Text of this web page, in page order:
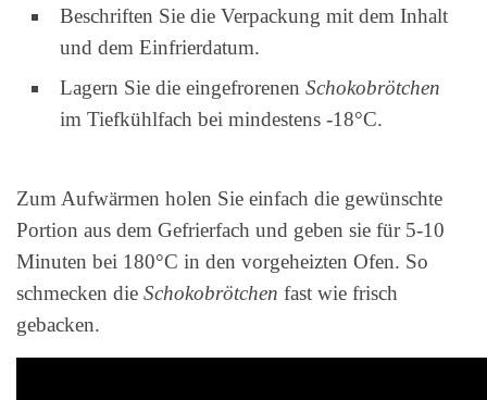
Beschriften Sie die Verpackung mit dem Inhalt
und dem Einfrierdatum.
Lagern Sie die eingefrorenen Schokobrötchen
im Tiefkühlfach bei mindestens -18°C.
Zum Aufwärmen holen Sie einfach die gewünschte
Portion aus dem Gefrierfach und geben sie für 5-10
Minuten bei 180°C in den vorgeheizten Ofen. So
schmecken die Schokobrötchen fast wie frisch
gebacken.